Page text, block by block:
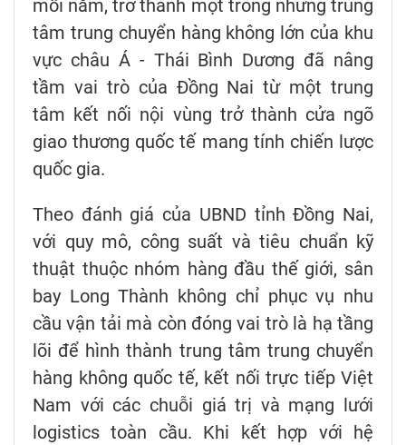
mỗi năm, trở thành một trong những trung
tâm trung chuyển hàng không lớn của khu
vực châu Á - Thái Bình Dương đã nâng
tầm vai trò của Đồng Nai từ một trung
tâm kết nối nội vùng trở thành cửa ngõ
giao thương quốc tế mang tính chiến lược
quốc gia.
Theo đánh giá của UBND tỉnh Đồng Nai,
với quy mô, công suất và tiêu chuẩn kỹ
thuật thuộc nhóm hàng đầu thế giới, sân
bay Long Thành không chỉ phục vụ nhu
cầu vận tải mà còn đóng vai trò là hạ tầng
lõi để hình thành trung tâm trung chuyển
hàng không quốc tế, kết nối trực tiếp Việt
Nam với các chuỗi giá trị và mạng lưới
logistics toàn cầu. Khi kết hợp với hệ